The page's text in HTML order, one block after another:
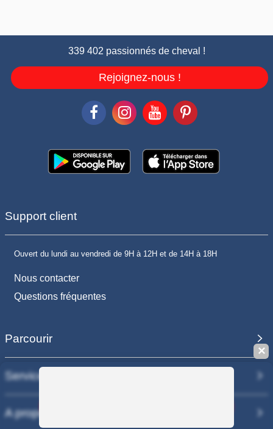
339 402 passionnés de cheval !
Rejoignez-nous !
Support client
Ouvert du lundi au vendredi de 9H à 12H et de 14H à 18H
Nous contacter
Questions fréquentes
Parcourir
Services
A propos
✕